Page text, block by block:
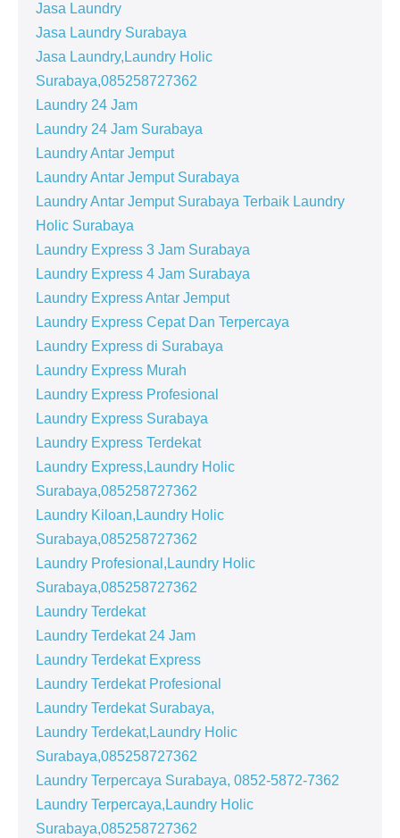
Jasa Laundry
Jasa Laundry Surabaya
Jasa Laundry,Laundry Holic
Surabaya,085258727362
Laundry 24 Jam
Laundry 24 Jam Surabaya
Laundry Antar Jemput
Laundry Antar Jemput Surabaya
Laundry Antar Jemput Surabaya Terbaik Laundry
Holic Surabaya
Laundry Express 3 Jam Surabaya
Laundry Express 4 Jam Surabaya
Laundry Express Antar Jemput
Laundry Express Cepat Dan Terpercaya
Laundry Express di Surabaya
Laundry Express Murah
Laundry Express Profesional
Laundry Express Surabaya
Laundry Express Terdekat
Laundry Express,Laundry Holic
Surabaya,085258727362
Laundry Kiloan,Laundry Holic
Surabaya,085258727362
Laundry Profesional,Laundry Holic
Surabaya,085258727362
Laundry Terdekat
Laundry Terdekat 24 Jam
Laundry Terdekat Express
Laundry Terdekat Profesional
Laundry Terdekat Surabaya,
Laundry Terdekat,Laundry Holic
Surabaya,085258727362
Laundry Terpercaya Surabaya, 0852-5872-7362
Laundry Terpercaya,Laundry Holic
Surabaya,085258727362